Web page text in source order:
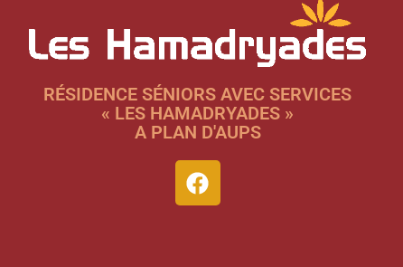
RÉSIDENCE SÉNIORS AVEC SERVICES
« LES HAMADRYADES »
A PLAN D'AUPS